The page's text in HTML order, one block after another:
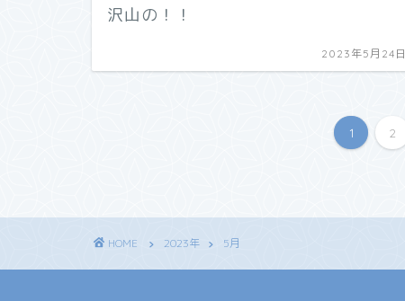
沢山の！！
2023年5月24日
1 2
HOME 2023年 5月